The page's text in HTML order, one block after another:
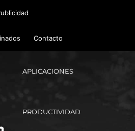
Contacto
APLICACIONES
PRODUCTIVIDAD